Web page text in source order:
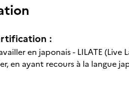
:
en japonais - LILATE
en ayant recours à la langue